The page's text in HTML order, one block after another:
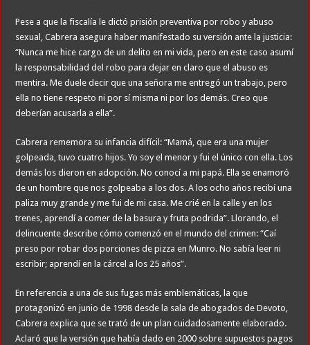
Pese a que la fiscalía le dictó prisión preventiva por robo y abuso
sexual, Cabrera asegura haber manifestado su versión ante la justicia:
“Nunca me hice cargo de un delito en mi vida, pero en este caso asumí
la responsabilidad del robo para dejar en claro que el abuso es
mentira. Me duele decir que una señora me entregó un trabajo, pero
ella no tiene respeto ni por sí misma ni por los demás. Creo que
deberían acusarla a ella”.
Cabrera rememora su infancia difícil: “Mamá, que era una mujer
golpeada, tuvo cuatro hijos. Yo soy el menor y fui el único con ella. Los
demás los dieron en adopción. No conocí a mi papá. Ella se enamoró
de un hombre que nos golpeaba a los dos. A los ocho años recibí una
paliza muy grande y me fui de mi casa. Me crié en la calle y en los
trenes, aprendí a comer de la basura y fruta podrida”. Llorando, el
delincuente describe cómo comenzó en el mundo del crimen: “Caí
preso por robar dos porciones de pizza en Munro. No sabía leer ni
escribir; aprendí en la cárcel a los 25 años”.
En referencia a una de sus fugas más emblemáticas, la que
protagonizó en junio de 1998 desde la sala de abogados de Devoto,
Cabrera explica que se trató de un plan cuidadosamente elaborado.
Aclaró que la versión que había dado en 2000 sobre supuestos pagos